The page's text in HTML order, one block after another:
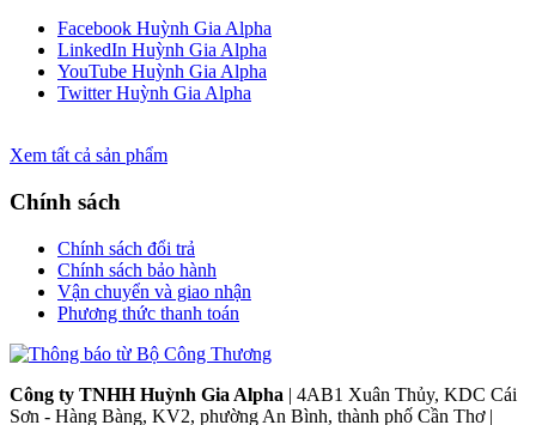
Facebook Huỳnh Gia Alpha
LinkedIn Huỳnh Gia Alpha
YouTube Huỳnh Gia Alpha
Twitter Huỳnh Gia Alpha
Xem tất cả sản phẩm
Chính sách
Chính sách đổi trả
Chính sách bảo hành
Vận chuyển và giao nhận
Phương thức thanh toán
Công ty TNHH Huỳnh Gia Alpha | 4AB1 Xuân Thủy, KDC Cái
Sơn - Hàng Bàng, KV2, phường An Bình, thành phố Cần Thơ |